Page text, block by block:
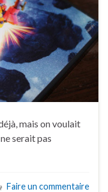
mais on voulait
serait pas
Faire un commentaire